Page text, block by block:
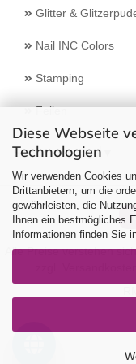
Diese Webseite
Technologien
Wir verwenden Cookies
Drittanbietern, um die
gewährleisten, die
Ihnen ein bestmögliches
Informationen finden Sie
Glitter &
Nail INC Colors
Stamping
Feilen
Select Language
Alle Preise verstehen